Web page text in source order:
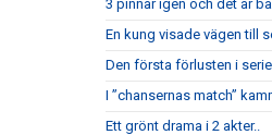
3 pinnar igen och det är
En kung visade vägen till
Den första förlusten i
I ”chansernas match”
Ett grönt drama i 2 akter..